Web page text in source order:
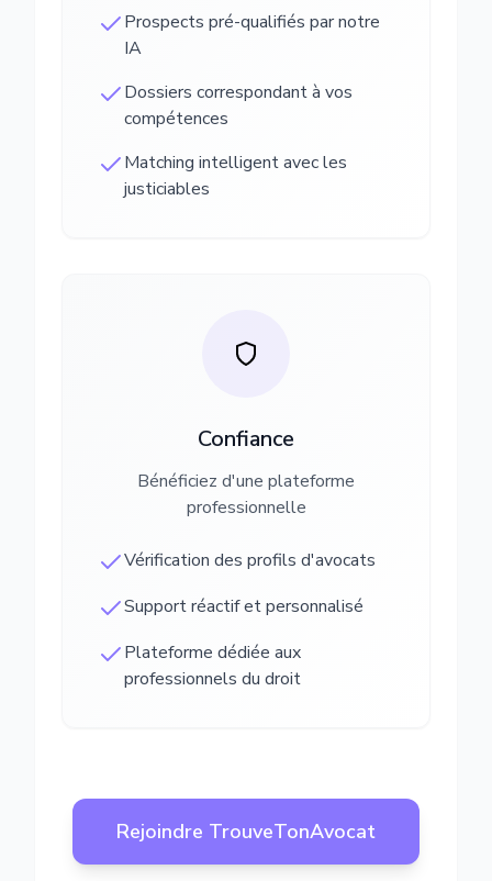
Prospects pré-qualifiés par notre
IA
Dossiers correspondant à vos
compétences
Matching intelligent avec les
justiciables
Confiance
Bénéficiez d'une plateforme
professionnelle
Vérification des profils d'avocats
Support réactif et personnalisé
Plateforme dédiée aux
professionnels du droit
Rejoindre TrouveTonAvocat